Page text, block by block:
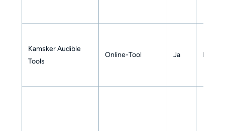
Kamsker Audible
Tools
Online-Tool Ja M4B,